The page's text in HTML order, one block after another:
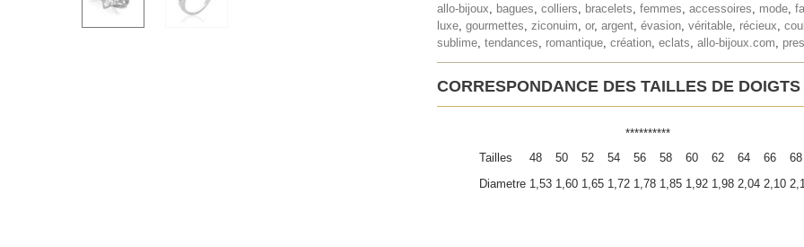
allo-bijoux, bagues, colliers, bracelets, femmes, accessoires, mode,
luxe, gourmettes, ziconuim, or, argent, évasion, véritable, récieux,
sublime, tendances, romantique, création, eclats, allo-bijoux.com,
CORRESPONDANCE DES TAILLES DE
**********
Tailles
48 50 52 54 56 58 60 62 64 66
68
Diametre 1,53 1,60 1,65 1,72 1,78 1,85 1,92 1,98 2,04 2,10